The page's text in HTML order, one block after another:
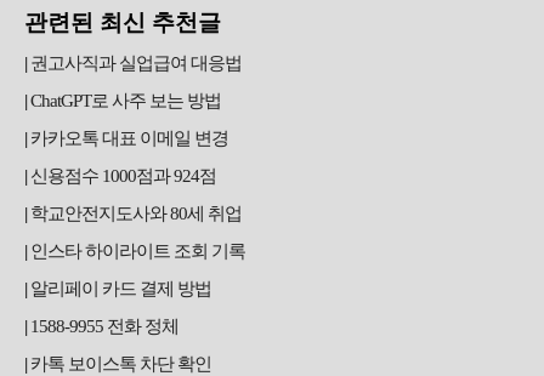
관련된 최신 추천글
권고사직과 실업급여 대응법
ChatGPT로 사주 보는 방법
카카오톡 대표 이메일 변경
신용점수 1000점과 924점
학교안전지도사와 80세 취업
인스타 하이라이트 조회 기록
알리페이 카드 결제 방법
1588-9955 전화 정체
카톡 보이스톡 차단 확인